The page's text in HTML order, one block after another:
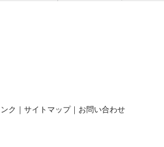
ンク ｜ サイトマップ｜ お問い合わせ